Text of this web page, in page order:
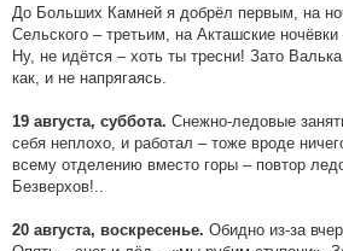
До Больших Камней я добрёл первым, на
Сельского – третьим, на Акташские
Ну, не идётся – хоть ты тресни! Зато
как, и не напрягаясь.
19 августа, суббота. Снежно-ледовые
себя неплохо, и работал – тоже вроде
всему отделению вместо горы – повтор
Безверхов!..
20 августа, воскресенье. Обидно из-за